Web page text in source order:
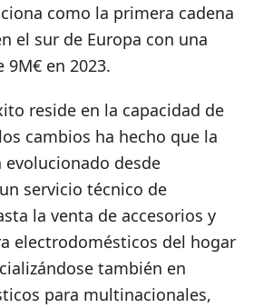
como la primera cadena
el sur de Europa con una
en 2023.
reside en la capacidad de
cambios ha hecho que la
evolucionado desde
servicio técnico de
la venta de accesorios y
electrodomésticos del hogar
también en
para multinacionales,